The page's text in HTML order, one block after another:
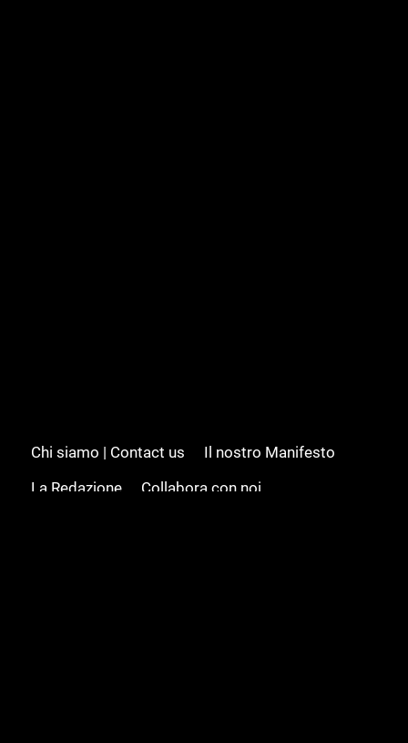
Chi siamo | Contact us
Il nostro Manifesto
La Redazione
Collabora con noi